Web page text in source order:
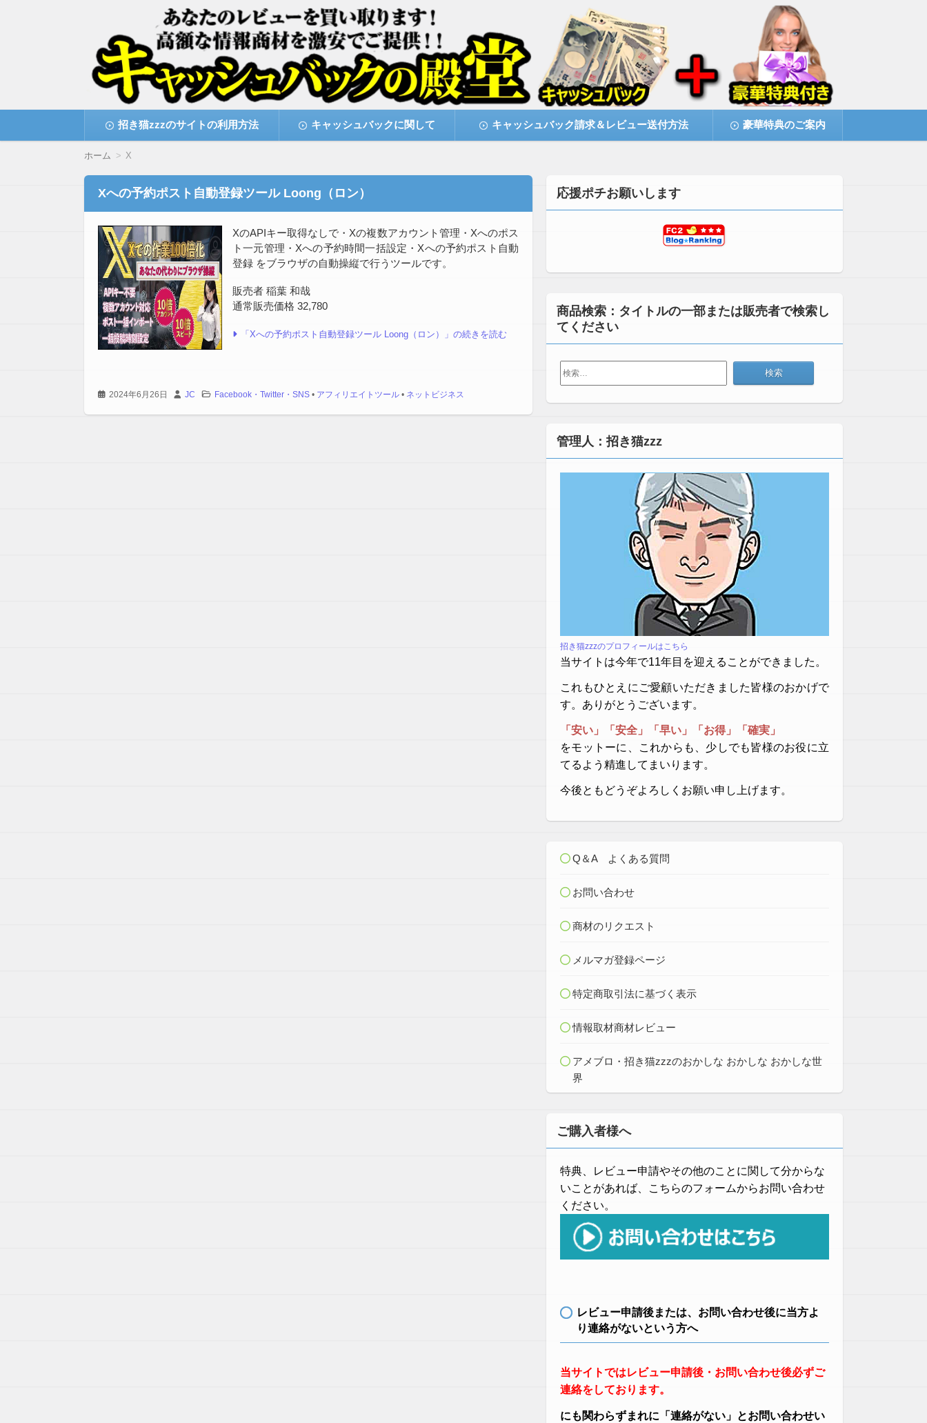
情報商材激安サイト・キャッシュバックの殿堂
高額な情報商材をレビューを買い取ることで激安で購入できます
テ
招き猫zzzのサイトの利用方法 キャッシュバックに関して キャッシュバック請求＆レビュー送付方法 豪華特典のご案内
ホーム X
Xへの予約ポスト自動登録ツール Loong（ロン）
XのAPIキー取得なしで・Xの複数アカウント管理・Xへのポス
ト一元管理・Xへの予約時間一括設定・Xへの予約ポスト自動
登録 をブラウザの自動操縦で行うツールです。
販売者 稲葉 和哉
通常販売価格 32,780
「Xへの予約ポスト自動登録ツール Loong（ロン）」の続きを読む
2024年6月26日 JC Facebook・Twitter・SNS • アフィリエイトツール • ネットビジネス
応援ポチお願いします
商品検索：タイトルの一部または販売者で検索し
てください
検
索:
管理人：招き猫zzz
招き猫zzzのプロフィールはこちら
当サイトは今年で11年目を迎えることができました。
これもひとえにご愛顧いただきました皆様のおかげで
す。ありがとうございます。
「安い」「安全」「早い」「お得」「確実」
をモットーに、これからも、少しでも皆様のお役に立
てるよう精進してまいります。
今後ともどうぞよろしくお願い申し上げます。
Q＆A よくある質問
お問い合わせ
商材のリクエスト
メルマガ登録ページ
特定商取引法に基づく表示
情報取材商材レビュー
アメブロ・招き猫zzzのおかしな おかしな おかしな世
界
ご購入者様へ
特典、レビュー申請やその他のことに関して分からな
いことがあれば、こちらのフォームからお問い合わせ
ください。
レビュー申請後または、お問い合わせ後に当方よ
り連絡がないという方へ
当サイトではレビュー申請後・お問い合わせ後必ずご
連絡をしております。
にも関わらずまれに「連絡がない」とお問い合わせい